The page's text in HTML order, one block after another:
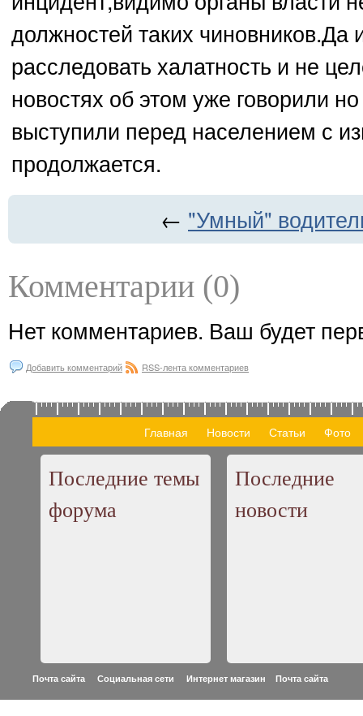
должностей таких чиновников.Да
расследовать халатность и не
новостях об этом уже говорили
выступили перед населением с
продолжается.
← "Умный"
Комментарии (0)
Нет комментариев. Ваш будет
Добавить комментарий RSS-лента комментариев
Главная Новости Статьи Фото
Последние темы
форума
Последние
новости
Почта сайта Социальная сети Интернет магазин Почта сайта